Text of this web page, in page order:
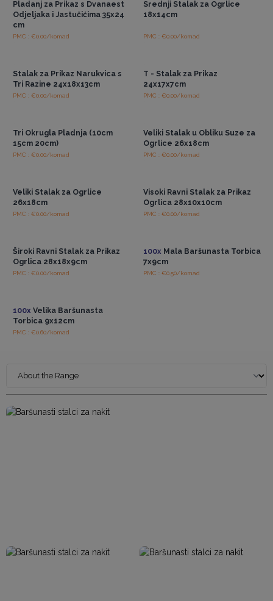
Pladanj za Prikaz s Dvanaest
Odjeljaka i Jastučićima 35x24
cm
PMC : €0.00/komad
Srednji Stalak za Ogrlice
18x14cm
PMC : €0.00/komad
Stalak za Prikaz Narukvica s
Tri Razine 24x18x13cm
PMC : €0.00/komad
T - Stalak za Prikaz
24x17x7cm
PMC : €0.00/komad
Tri Okrugla Pladnja (10cm
15cm 20cm)
PMC : €0.00/komad
Veliki Stalak u Obliku Suze za
Ogrlice 26x18cm
PMC : €0.00/komad
Veliki Stalak za Ogrlice
26x18cm
PMC : €0.00/komad
Visoki Ravni Stalak za Prikaz
Ogrlica 28x10x10cm
PMC : €0.00/komad
Široki Ravni Stalak za Prikaz
Ogrlica 28x18x9cm
PMC : €0.00/komad
100x Mala Baršunasta Torbica
7x9cm
PMC : €0.50/komad
100x Velika Baršunasta
Torbica 9x12cm
PMC : €0.60/komad